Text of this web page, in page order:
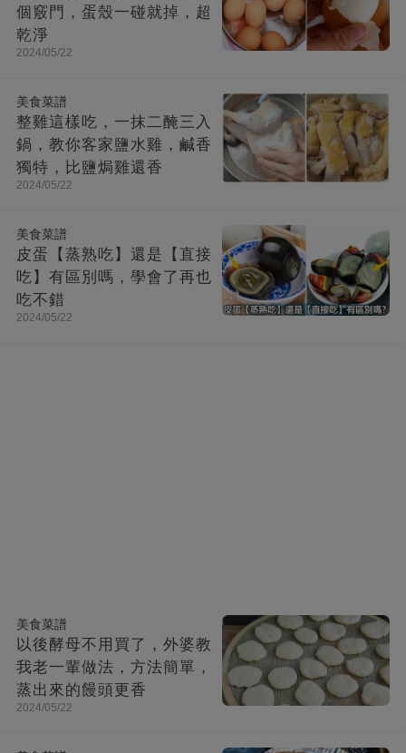
個竅門，蛋殼一碰就掉，超
乾淨
2024/05/22
美食菜譜
整雞這樣吃，一抹二醃三入
鍋，教你客家鹽水雞，鹹香
獨特，比鹽焗雞還香
2024/05/22
美食菜譜
皮蛋【蒸熟吃】還是【直接
吃】有區別嗎，學會了再也
吃不錯
2024/05/22
美食菜譜
以後酵母不用買了，外婆教
我老一輩做法，方法簡單，
蒸出來的饅頭更香
2024/05/22